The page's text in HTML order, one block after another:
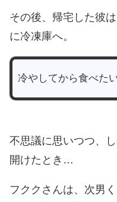
その後、帰宅した彼
に冷凍庫へ。
冷やしてから食べた
不思議に思いつつ、
開けたとき…
フククさんは、次男